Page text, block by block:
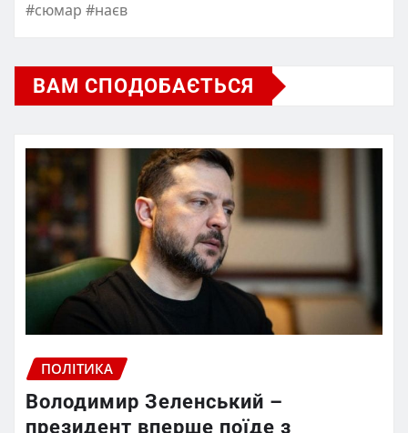
#сюмар #наєв
ВАМ СПОДОБАЄТЬСЯ
ПОЛІТИКА
Володимир Зеленський –
президент вперше поїде з